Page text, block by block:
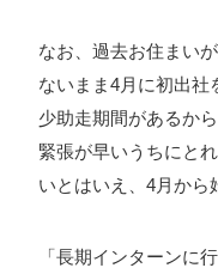
なお、過去お住まい
ないまま4月に初出社
少助走期間があるか
緊張が早いうちにと
いとはいえ、4月から
「長期インターンに